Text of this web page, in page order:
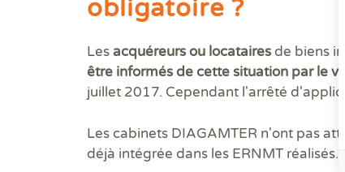
obligatoire ?
Lesacquéreurs ou locatairesde biens
être informés de cette situation par le
juillet 2017. Cependant l'arrêté
Les cabinets DIAGAMTER n'ont pas
déjà intégrée dans les ERNMT réalisés.